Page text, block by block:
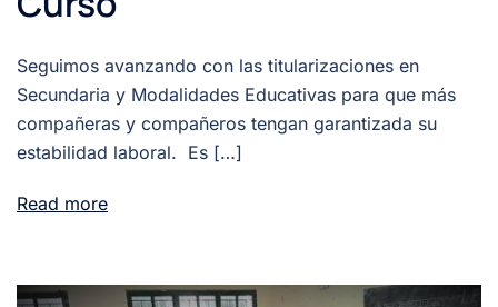
Seguimos avanzando con las titularizaciones en
Secundaria y Modalidades Educativas para que más
compañeras y compañeros tengan garantizada su
estabilidad laboral. Es […]
Read more